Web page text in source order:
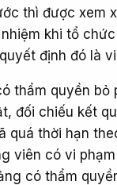
thì được xem
khi tổ
định đó là
thẩm quyền bỏ
đối chiếu kết
quá thời hạn
viên có vi
có thẩm